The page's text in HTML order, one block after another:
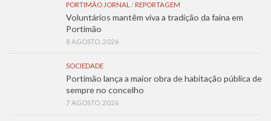
PORTIMÃO JORNAL / REPORTAGEM
Voluntários mantêm viva a tradição da faina em
Portimão
8 AGOSTO, 2026
SOCIEDADE
Portimão lança a maior obra de habitação pública de
sempre no concelho
7 AGOSTO, 2026